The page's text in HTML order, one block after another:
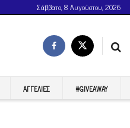
Σάββατο, 8 Αυγούστου, 2026
ΑΓΓΕΛΊΕΣ #GIVEAWAY